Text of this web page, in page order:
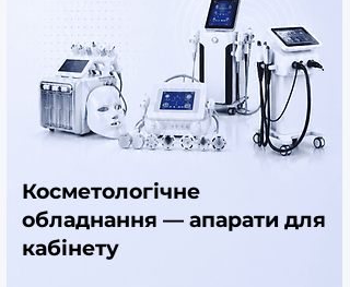
Косметологічне
обладнання — апарати для
кабінету